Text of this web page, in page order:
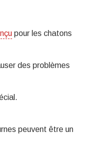
pour les chatons
des problèmes
peuvent être un